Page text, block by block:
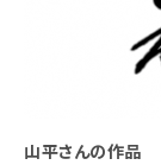
山平さんの作品